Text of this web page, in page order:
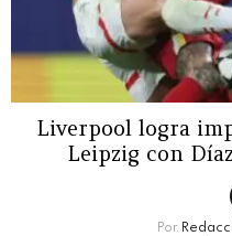
Liverpool logra
Leipzig con
Por